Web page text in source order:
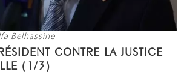
Belhassine
CONTRE LA JUSTICE
(1/3)